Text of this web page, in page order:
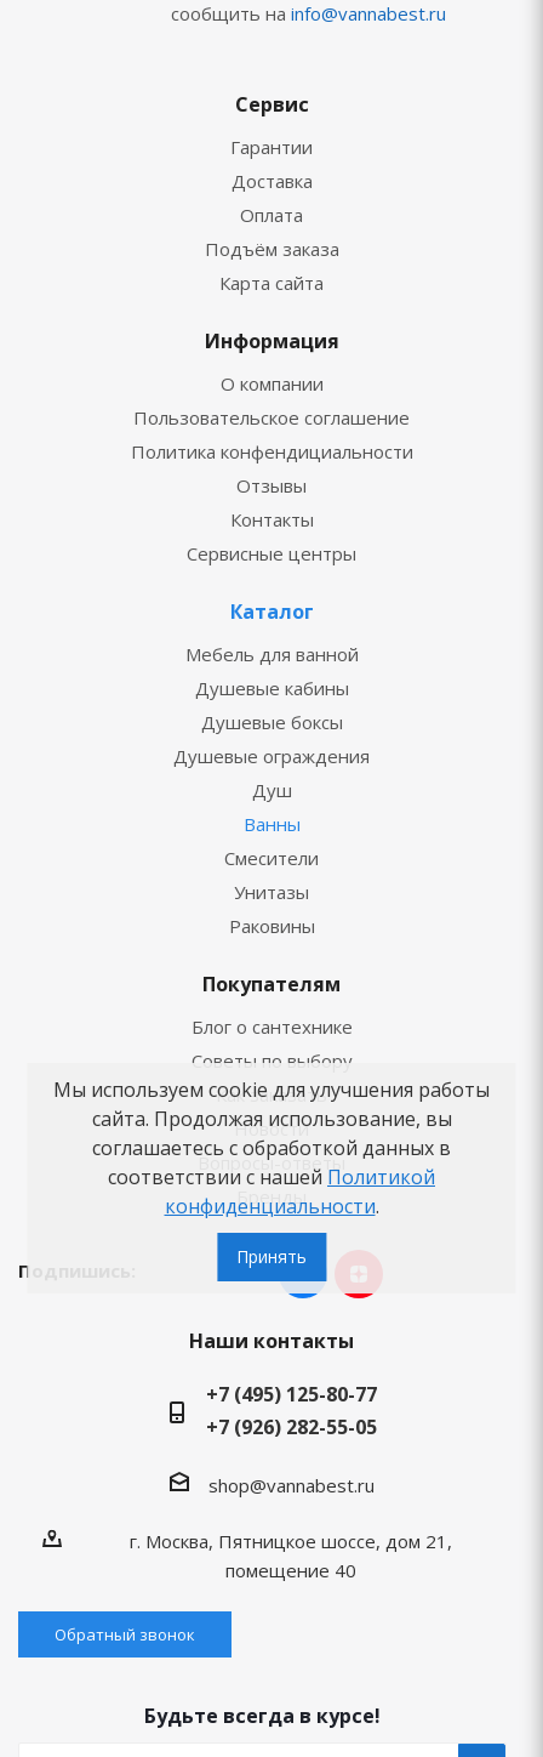
сообщить на info@vannabest.ru
Сервис
Гарантии
Доставка
Оплата
Подъём заказа
Карта сайта
Информация
О компании
Пользовательское соглашение
Политика конфендициальности
Отзывы
Контакты
Сервисные центры
Каталог
Мебель для ванной
Душевые кабины
Душевые боксы
Душевые ограждения
Душ
Ванны
Смесители
Унитазы
Раковины
Покупателям
Блог о сантехнике
Советы по выбору
Как заказать
Новости
Вопросы-ответы
Бренды
Подпишись:
Наши контакты
+7 (495) 125-80-77
+7 (926) 282-55-05
shop@vannabest.ru
г. Москва, Пятницкое шоссе, дом 21,
помещение 40
Обратный звонок
Будьте всегда в курсе!
Мы используем cookie для улучшения работы
сайта. Продолжая использование, вы
соглашаетесь с обработкой данных в
соответствии с нашей Политикой
конфиденциальности.
Принять